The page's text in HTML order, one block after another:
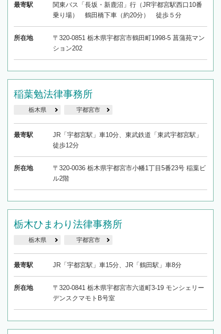
最寄駅
関東バス「長坂・新鹿沼」行（JR宇都宮駅西口10番
乗り場） 鶴田橋下車（約20分） 徒歩５分
所在地
〒320-0851 栃木県宇都宮市鶴田町1998-5 菖蒲苑マン
ション202
稲葉勉法律事務所
栃木県 宇都宮市
最寄駅
JR「宇都宮駅」車10分、東武鉄道「東武宇都宮駅」
徒歩12分
所在地
〒320-0036 栃木県宇都宮市小幡1丁目5番23号 稲葉ビ
ル2階
栃木ひまわり法律事務所
栃木県 宇都宮市
最寄駅 JR「宇都宮駅」車15分、JR「鶴田駅」車8分
所在地
〒320-0841 栃木県宇都宮市六道町3-19 モンシェリー
デンスクマモトB号室